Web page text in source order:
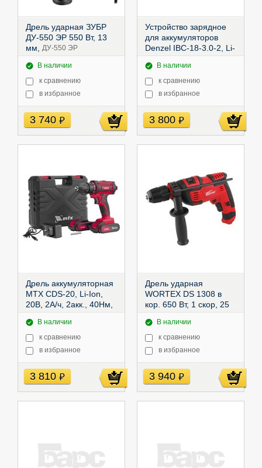
Дрель ударная ЗУБР
ДУ-550 ЭР 550 Вт, 13
мм, ДУ-550 ЭР
В наличии
к сравнению
в избранное
3 740 руб
Устройство зарядное
для аккумуляторов
Denzel IBC-18-3.0-2, Li-
В наличии
к сравнению
в избранное
3 800 руб
Дрель аккумуляторная
MTX CDS-20, Li-Ion,
20В, 2А/ч, 2акк., 40Нм,
В наличии
к сравнению
в избранное
3 810 руб
Дрель ударная
WORTEX DS 1308 в
кор. 650 Вт, 1 скор, 25
паторон),DS130800029
В наличии
к сравнению
в избранное
3 940 руб